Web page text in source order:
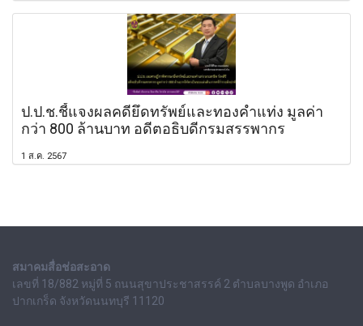
ป.ป.ช.ชี้แจงผลคดียึดทรัพย์และทองคำแท่ง มูลค่า
กว่า 800 ล้านบาท อดีตอธิบดีกรมสรรพากร
1 ส.ค. 2567
สมาคมสื่อช่อสะอาด
เลขที่ 18/882 หมู่ที่ 5 ถนนสุขาประชาสรรค์ 2 ตำบลบางพูด อำเภอ
ปากเกร็ด จังหวัดนนทบุรี 11120